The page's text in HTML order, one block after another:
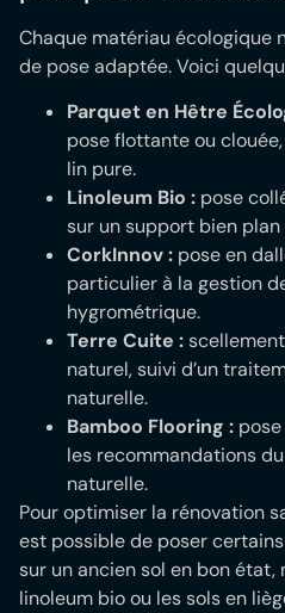
Chaque matériau écologique
de pose adaptée. Voici
Parquet en Hêtre
pose flottante ou
lin pure.
Linoleum Bio : pose
sur un support bien
CorkInnov : pose en
particulier à la gestion
hygrométrique.
Terre Cuite :
naturel, suivi d’un
naturelle.
Bamboo Flooring :
les recommandations
naturelle.
Pour optimiser la rénovation
est possible de poser
sur un ancien sol en bon état,
linoleum bio ou les sols en